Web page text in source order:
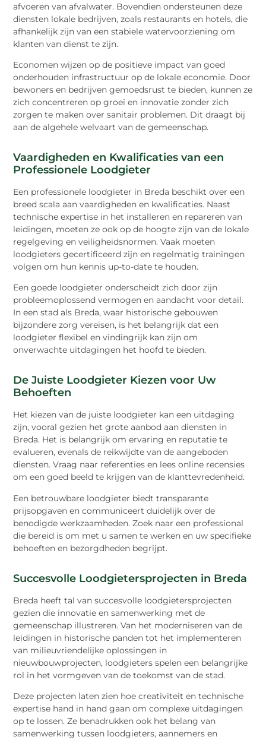
afvoeren van afvalwater. Bovendien ondersteunen deze
diensten lokale bedrijven, zoals restaurants en hotels, die
afhankelijk zijn van een stabiele watervoorziening om
klanten van dienst te zijn.
Economen wijzen op de positieve impact van goed
onderhouden infrastructuur op de lokale economie. Door
bewoners en bedrijven gemoedsrust te bieden, kunnen ze
zich concentreren op groei en innovatie zonder zich
zorgen te maken over sanitair problemen. Dit draagt bij
aan de algehele welvaart van de gemeenschap.
Vaardigheden en Kwalificaties van een
Professionele Loodgieter
Een professionele loodgieter in Breda beschikt over een
breed scala aan vaardigheden en kwalificaties. Naast
technische expertise in het installeren en repareren van
leidingen, moeten ze ook op de hoogte zijn van de lokale
regelgeving en veiligheidsnormen. Vaak moeten
loodgieters gecertificeerd zijn en regelmatig trainingen
volgen om hun kennis up-to-date te houden.
Een goede loodgieter onderscheidt zich door zijn
probleemoplossend vermogen en aandacht voor detail.
In een stad als Breda, waar historische gebouwen
bijzondere zorg vereisen, is het belangrijk dat een
loodgieter flexibel en vindingrijk kan zijn om
onverwachte uitdagingen het hoofd te bieden.
De Juiste Loodgieter Kiezen voor Uw
Behoeften
Het kiezen van de juiste loodgieter kan een uitdaging
zijn, vooral gezien het grote aanbod aan diensten in
Breda. Het is belangrijk om ervaring en reputatie te
evalueren, evenals de reikwijdte van de aangeboden
diensten. Vraag naar referenties en lees online recensies
om een goed beeld te krijgen van de klanttevredenheid.
Een betrouwbare loodgieter biedt transparante
prijsopgaven en communiceert duidelijk over de
benodigde werkzaamheden. Zoek naar een professional
die bereid is om met u samen te werken en uw specifieke
behoeften en bezorgdheden begrijpt.
Succesvolle Loodgietersprojecten in Breda
Breda heeft tal van succesvolle loodgietersprojecten
gezien die innovatie en samenwerking met de
gemeenschap illustreren. Van het moderniseren van de
leidingen in historische panden tot het implementeren
van milieuvriendelijke oplossingen in
nieuwbouwprojecten, loodgieters spelen een belangrijke
rol in het vormgeven van de toekomst van de stad.
Deze projecten laten zien hoe creativiteit en technische
expertise hand in hand gaan om complexe uitdagingen
op te lossen. Ze benadrukken ook het belang van
samenwerking tussen loodgieters, aannemers en